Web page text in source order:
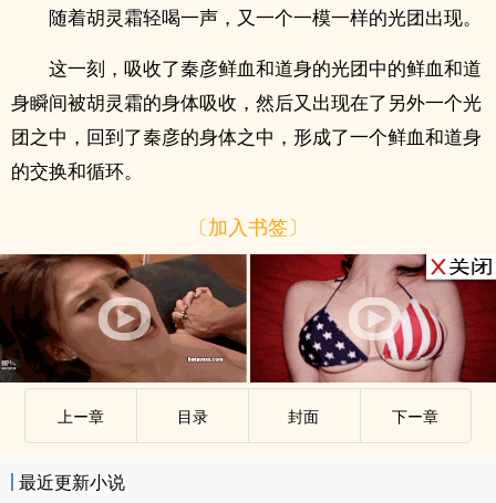
随着胡灵霜轻喝一声，又一个一模一样的光团出现。
这一刻，吸收了秦彦鲜血和道身的光团中的鲜血和道
身瞬间被胡灵霜的身体吸收，然后又出现在了另外一个光
团之中，回到了秦彦的身体之中，形成了一个鲜血和道身
的交换和循环。
〔加入书签〕
上ー章 目录 封面 下ー章
最近更新小说